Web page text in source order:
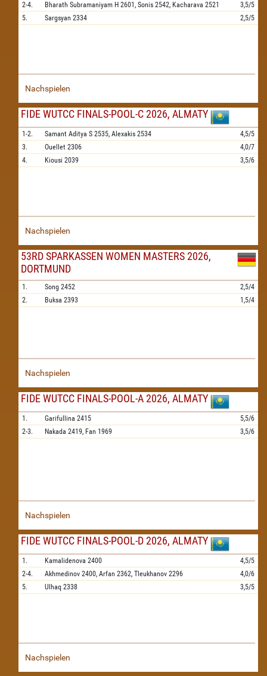
2-4.
Bharath Subramaniyam H 2601, Sonis 2542, Kacharava 2521
3,5/5
5.
Sargsyan 2334 2,5/5
Nachspielen
FIDE WUTCC FINALS-POOL-C 2026, ALMATY
1-2. Samant Aditya S 2535, Alexakis 2534
4,5/5
3.
Ouellet 2306
4,0/7
4.
Kiousi 2039 3,5/6
Nachspielen
53RD SPARKASSEN WOMEN MASTERS 2026,
DORTMUND
1. Song 2452
2,5/4
2.
Buksa 2393 1,5/4
Nachspielen
FIDE WUTCC FINALS-POOL-A 2026, ALMATY
1. Garifullina 2415
5,5/6
2-3.
Nakada 2419, Fan 1969 3,5/6
Nachspielen
FIDE WUTCC FINALS-POOL-D 2026, ALMATY
1. Kamalidenova 2400
4,5/5
2-4.
Akhmedinov 2400, Arfan 2362, Tleukhanov 2296
4,0/6
5.
Ulhaq 2338 3,5/5
Nachspielen